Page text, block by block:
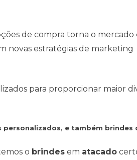
de compra torna o mercado
novas estratégias de marketing
para proporcionar maior
personalizados, e também brindes
o brindes em atacado